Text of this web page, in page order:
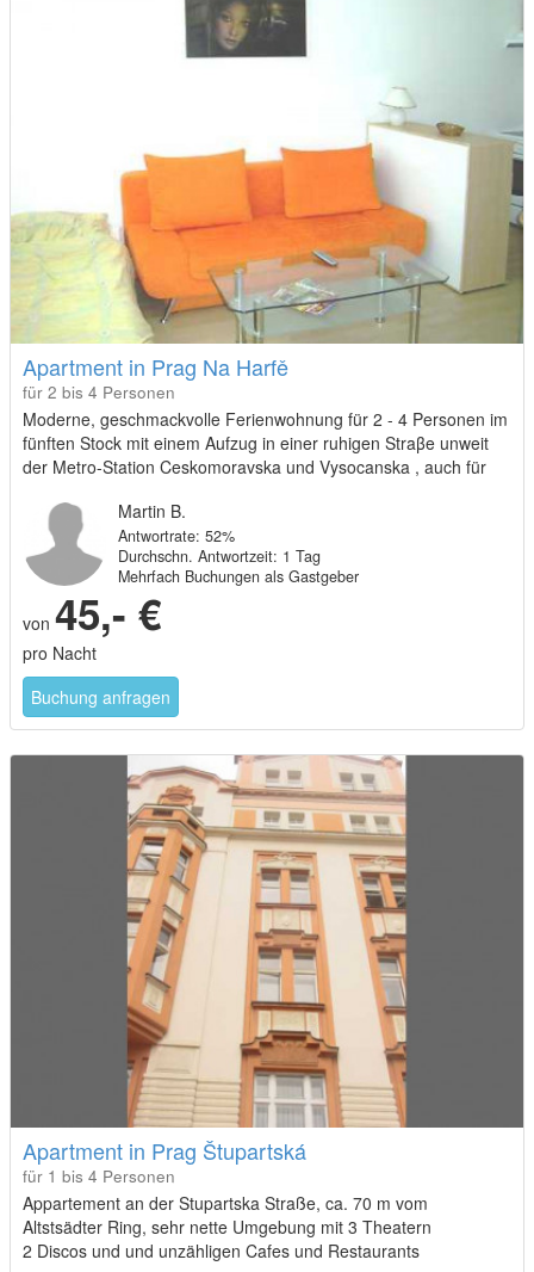
Apartment in Prag Na Harfě
für 2 bis 4 Personen
Moderne, geschmackvolle Ferienwohnung für 2 - 4 Personen im
fünften Stock mit einem Aufzug in einer ruhigen Straβe unweit
der Metro-Station Ceskomoravska und Vysocanska , auch für
Martin B.
Antwortrate: 52%
Durchschn. Antwortzeit: 1 Tag
Mehrfach Buchungen als Gastgeber
von 45,- €
pro Nacht
Buchung anfragen
Apartment in Prag Štupartská
für 1 bis 4 Personen
Appartement an der Stupartska Straße, ca. 70 m vom
Altstsädter Ring, sehr nette Umgebung mit 3 Theatern
2 Discos und und unzähligen Cafes und Restaurants